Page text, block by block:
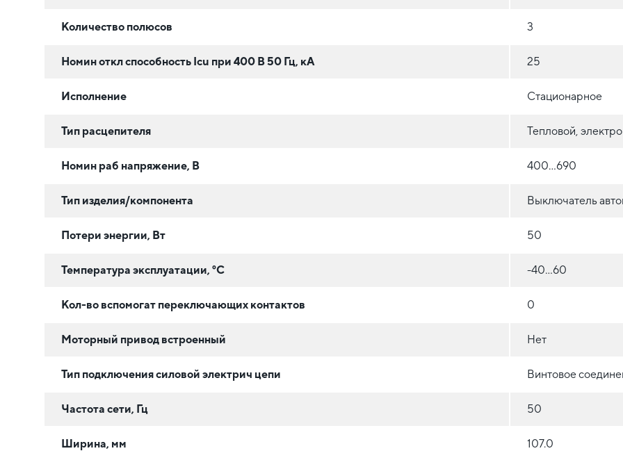
Количество полюсов 3
Номин откл способность Icu при 400 В 50 Гц, кА 25
Исполнение Стационарное
Тип расцепителя Тепловой,
Номин раб напряжение, В 400...690
Тип изделия/компонента Выключатель
Потери энергии, Вт 50
Температура эксплуатации, °C -40...60
Кол-во вспомогат переключающих контактов 0
Моторный привод встроенный Нет
Тип подключения силовой электрич цепи Винтовое
Частота сети, Гц 50
Ширина, мм 107.0